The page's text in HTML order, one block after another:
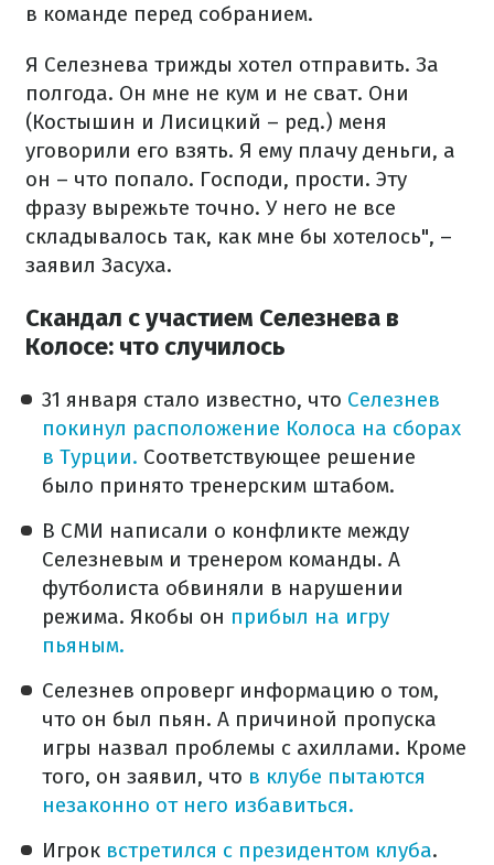
в команде перед собранием.
Я Селезнева трижды хотел отправить. За
полгода. Он мне не кум и не сват. Они
(Костышин и Лисицкий – ред.) меня
уговорили его взять. Я ему плачу деньги, а
он – что попало. Господи, прости. Эту
фразу вырежьте точно. У него не все
складывалось так, как мне бы хотелось", –
заявил Засуха.
Скандал с участием Селезнева в
Колосе: что случилось
31 января стало известно, что Селезнев
покинул расположение Колоса на сборах
в Турции. Соответствующее решение
было принято тренерским штабом.
В СМИ написали о конфликте между
Селезневым и тренером команды. А
футболиста обвиняли в нарушении
режима. Якобы он прибыл на игру
пьяным.
Селезнев опроверг информацию о том,
что он был пьян. А причиной пропуска
игры назвал проблемы с ахиллами. Кроме
того, он заявил, что в клубе пытаются
незаконно от него избавиться.
Игрок встретился с президентом клуба.